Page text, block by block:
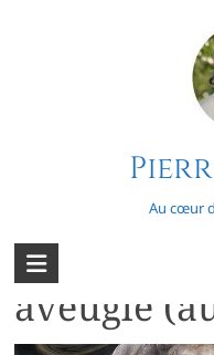
Au cœur
Fables et
Le chat et
aveugle